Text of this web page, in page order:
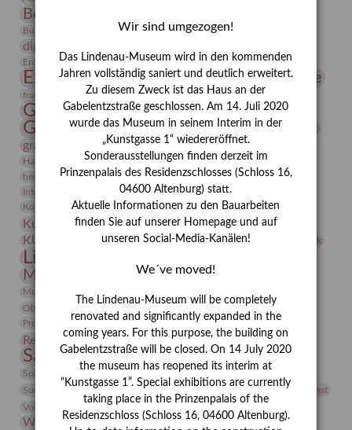
Bernhard August von Lindenau
Burg Posterstein Conrad Felixmüller Depot
digitallabor
Erdmann Julius Dietrich
Erlebnisportal estrusker Exlibris
Expressionismus Festrede Florenz Fotografie
frauen Frauen in der Antike und heute
Gerhard-Altenbourg-Preis
Gerhard Altenbourg
Gerhard Kurt Müller
grafische sammlung griechische Mythologie
Hanns-Conon von der Gabelentz Heinrich Kirchhoff Heldinnen
herman de vries Humboldt
Insekten
Integriertes Schädlingsmanagement
Italien Jahresempfang
Kolosseum
Kooperationsausstellung Korkmodelle Kunst
Kunstmuseum Kunstvermittlung Kunst von Kühl
KUNSTWAND Kurs Künstler Künstlerin Lehmbruck
Lindenau-Museum
Museumsgeschichte Museumsnacht
Museumspädagogik Natur
Objekt im Fokus
Phelloplastik
Pohlhof
Provenienz
Provenienzforschung
Restaurierung Rudi Lesser Ruth Wolf-Rehfeld
Sammlung Samstagszeichner Skulptur
Sonderausstellung
Sphinx
studio Studio Bildende Kunst
Suermondt-Ludwig-Museum
Vermittlung
Videokunst
Volontariat
Walter Rheiner Werefkin
Werkbetrachtung Winter Wissenschaft
Wolf and Dog
Wir sind umgezogen!
Das Lindenau-Museum wird in den kommenden
Jahren vollständig saniert und deutlich erweitert.
Zu diesem Zweck ist das Haus an der
Gabelentzstraße geschlossen. Am 14. Juli 2020
wurde das Museum in seinem Interim in der
„Kunstgasse 1“ wiedereröffnet.
Sonderausstellungen finden derzeit im
Prinzenpalais des Residenzschlosses (Schloss 16,
04600 Altenburg) statt.
Aktuelle Informationen zu den Bauarbeiten
finden Sie auf unserer Homepage und auf
unseren Social-Media-Kanälen!
We´ve moved!
The Lindenau-Museum will be completely
renovated and significantly expanded in the
coming years. For this purpose, the building on
Gabelentzstraße will be closed. On 14 July 2020
the museum has reopened its interim at
“Kunstgasse 1”. Special exhibitions are currently
taking place in the Prinzenpalais of the
Residenzschloss (Schloss 16, 04600 Altenburg).